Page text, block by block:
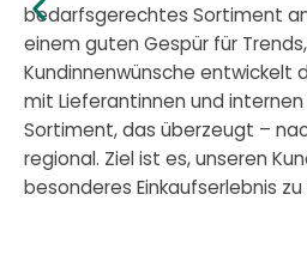
bedarfsgerechtes Sortiment
einem guten Gespür für
Kundinnenwünsche entwickelt
mit Lieferantinnen und
Sortiment, das überzeugt –
regional. Ziel ist es, unseren
besonderes Einkaufserlebnis